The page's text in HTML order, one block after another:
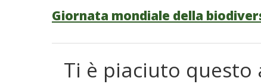
Giornata mondiale della
Ti è piaciuto questo